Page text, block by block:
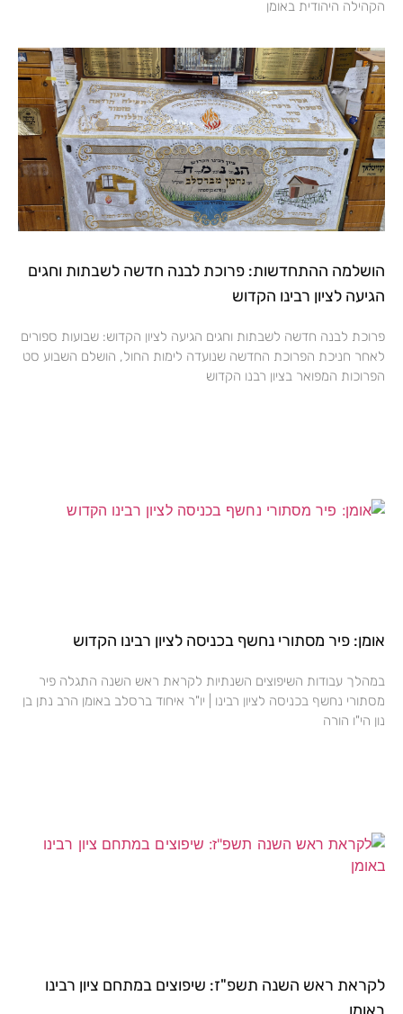
הקהילה היהודית באומן
הושלמה ההתחדשות: פרוכת לבנה חדשה לשבתות וחגים
הגיעה לציון רבינו הקדוש
פרוכת לבנה חדשה לשבתות וחגים הגיעה לציון הקדוש: שבועות ספורים
לאחר חניכת הפרוכת החדשה שנועדה לימות החול, הושלם השבוע סט
הפרוכות המפואר בציון רבנו הקדוש
אומן: פיר מסתורי נחשף בכניסה לציון רבינו הקדוש
במהלך עבודות השיפוצים השנתיות לקראת ראש השנה התגלה פיר
מסתורי נחשף בכניסה לציון רבינו | יו"ר איחוד ברסלב באומן הרב נתן בן
נון הי"ו הורה
לקראת ראש השנה תשפ"ז: שיפוצים במתחם ציון רבינו